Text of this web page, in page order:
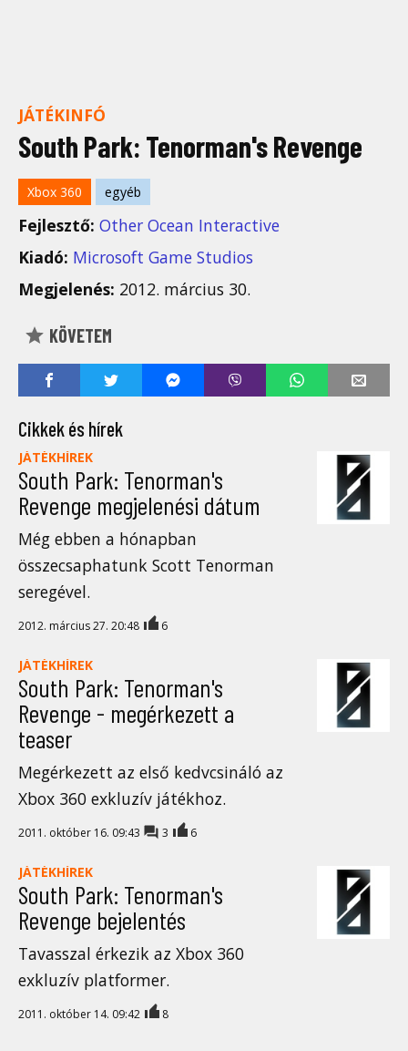
JÁTÉKINFÓ
South Park: Tenorman's Revenge
Xbox 360 egyéb
Fejlesztő: Other Ocean Interactive
Kiadó: Microsoft Game Studios
Megjelenés: 2012. március 30.
KÖVETEM
Cikkek és hírek
JÁTÉKHÍREK
South Park: Tenorman's
Revenge megjelenési dátum
Még ebben a hónapban
összecsaphatunk Scott Tenorman
seregével.
2012. március 27. 20:48 6
JÁTÉKHÍREK
South Park: Tenorman's
Revenge - megérkezett a
teaser
Megérkezett az első kedvcsináló az
Xbox 360 exkluzív játékhoz.
2011. október 16. 09:43 3 6
JÁTÉKHÍREK
South Park: Tenorman's
Revenge bejelentés
Tavasszal érkezik az Xbox 360
exkluzív platformer.
2011. október 14. 09:42 8